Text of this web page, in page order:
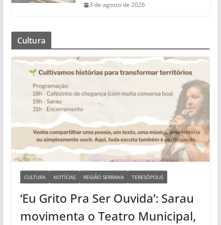
3 de agosto de 2026
Cultura
CULTURA NOTÍCIAS REGIÃO SERRANA TERESÓPOLIS
‘Eu Grito Pra Ser Ouvida’: Sarau
movimenta o Teatro Municipal,